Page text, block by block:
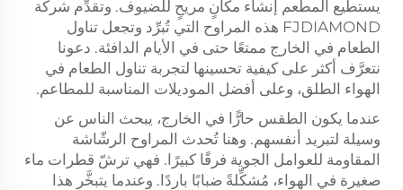
يستطيع المطعم إنشاء مكانٍ مريحٍ للضيوف. وتقدِّم شركة
FJDIAMOND هذه المراوح التي تُبرِّد وتجعل تناول
الطعام في الخارج ممتعًا حتى في الأيام الدافئة. دعونا
نتعرَّف أكثر على كيفية تحسينها لتجربة تناول الطعام في
الهواء الطلق، وعلى أفضل الموديلات المناسبة للمطاعم.
عندما يكون الطقس حارًّا في الخارج، يبحث الناس عن
وسيلة لتبريد أنفسهم. وهنا تُحدث المراوح الرشّاشة
المقاومة للعوامل الجوية فرقًا كبيرًا. فهي ترشّ قطرات ماء
صغيرة في الهواء، مُشكِّلةً ضبابًا باردًا. وعندما يتبخَّر هذا